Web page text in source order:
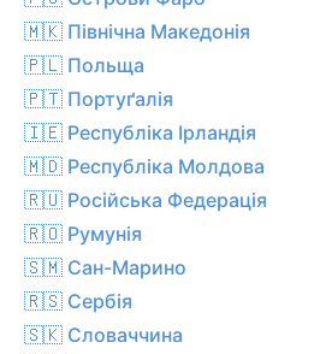
🇲🇰 Північна Македонія
🇵🇱 Польща
🇵🇹 Портуґалія
🇮🇪 Республіка Ірландія
🇲🇩 Республіка Молдова
🇷🇺 Російська Федерація
🇷🇴 Румунія
🇸🇲 Сан-Марино
🇷🇸 Сербія
🇸🇰 Словаччина